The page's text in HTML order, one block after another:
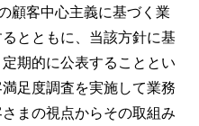
顧客中心主義に基づく業
とともに、当該方針に基
期的に公表することとい
足度調査を実施して業務
まの視点からその取組み